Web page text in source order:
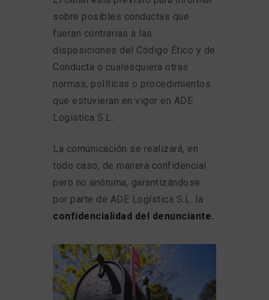
sobre posibles conductas que
fueran contrarias a las
disposiciones del Código Ético y de
Conducta o cualesquiera otras
normas, políticas o procedimientos
que estuvieran en vigor en ADE
Logística S.L.
La comunicación se realizará, en
todo caso, de manera confidencial
pero no anónima, garantizándose
por parte de ADE Logística S.L. la
confidencialidad del denunciante.